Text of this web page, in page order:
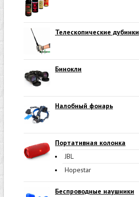
Телескопические дубинки
Бинокли
Налобный фонарь
Портативная колонка
JBL
Hopestar
Беспроводные наушники